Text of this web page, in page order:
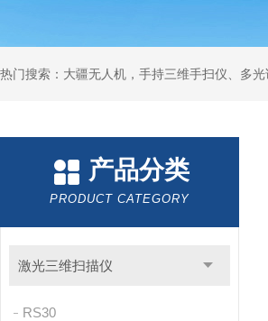
热门搜索：大疆无人机，手持三维手扫仪、多
产品分类
PRODUCT CATEGORY
激光三维扫描仪
RS30